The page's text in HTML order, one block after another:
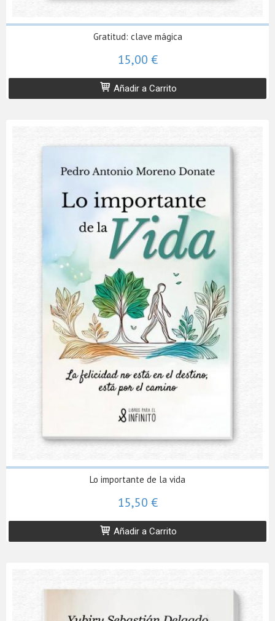
Gratitud: clave mágica
15,00 €
Añadir a Carrito
Lo importante de la vida
15,50 €
Añadir a Carrito